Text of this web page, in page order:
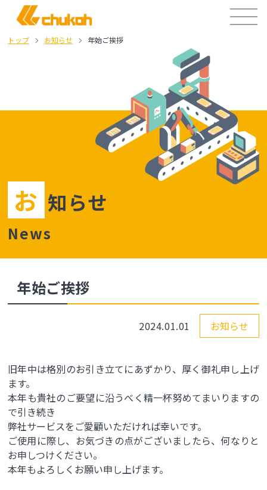
トップ お知らせ 年始ご挨拶
お 知らせ
News
年始ご挨拶
2024.01.01 お知らせ
旧年中は格別のお引き立てにあずかり、厚く御礼申し上げ
ます。
本年も貴社のご要望に沿うべく精一杯努めてまいりますの
で引き続き
弊社サービスをご愛顧いただければ幸いです。
ご使用に際し、お気づきの点がございましたら、何なりと
お申しつけください。
本年もよろしくお願い申し上げます。